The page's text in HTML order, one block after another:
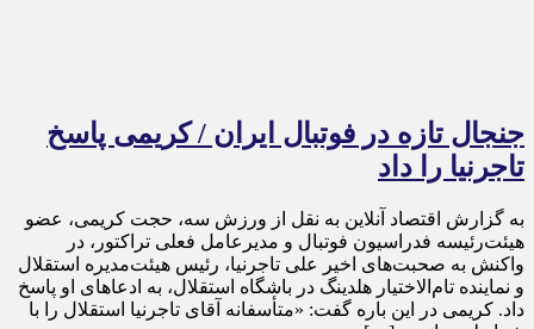
جنجال تازه در فوتبال ایران / کریمی پاسخ
تاجرنیا را داد
به گزارش اقتصاد آنلاین به نقل از ورزش سه، حجت کریمی، عضو
هیئت‌رئیسه فدراسیون فوتبال و مدیرعامل فعلی تراکتور، در
واکنش به صحبت‌های اخیر علی تاجرنیا، رئیس هیئت‌مدیره استقلال
و نماینده تام‌الاختیار هلدینگ در باشگاه استقلال، به ادعا‌های او پاسخ
داد. کریمی در این باره گفت: «متأسفانه آقای تاجرنیا استقلال را با